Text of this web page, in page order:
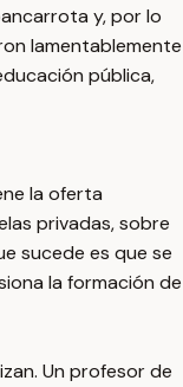
y, por lo
lamentablemente
pública,
la oferta
privadas, sobre
sucede es que se
la formación de
Un profesor de